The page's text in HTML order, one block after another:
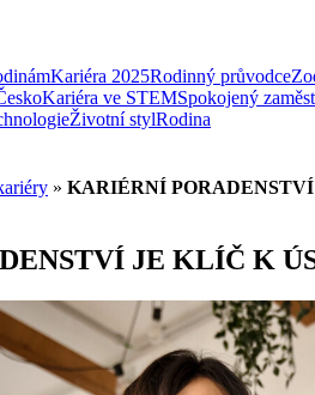
Kariéra 2025Rodinný průvodce
Kariéra ve STEMSpokojený
Životní stylRodina
» KARIÉRNÍ
JE KLÍČ K